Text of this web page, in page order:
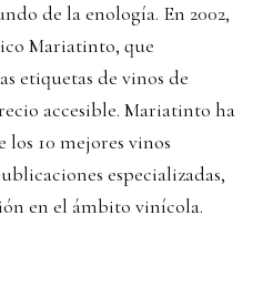
de la enología. En 2002,
Mariatinto, que
etiquetas de vinos de
accesible. Mariatinto ha
10 mejores vinos
especializadas,
en el ámbito vinícola.